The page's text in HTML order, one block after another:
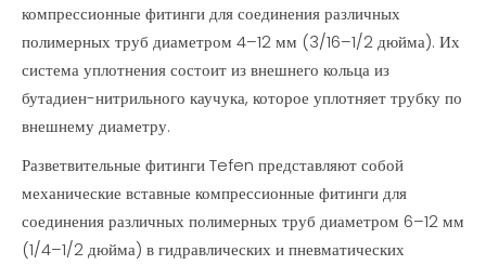
компрессионные фитинги для соединения различных
полимерных труб диаметром 4–12 мм (3/16–1/2 дюйма). Их
система уплотнения состоит из внешнего кольца из
бутадиен-нитрильного каучука, которое уплотняет трубку по
внешнему диаметру.
Разветвительные фитинги Tefen представляют собой
механические вставные компрессионные фитинги для
соединения различных полимерных труб диаметром 6–12 мм
(1/4–1/2 дюйма) в гидравлических и пневматических